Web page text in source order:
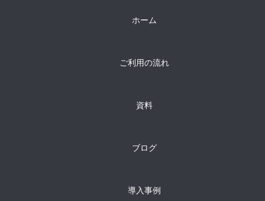
ホーム
ご利用の流れ
資料
ブログ
導入事例